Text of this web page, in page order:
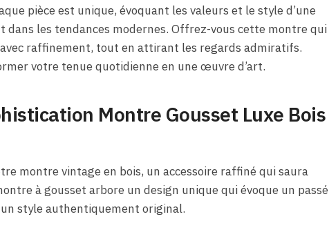
pièce est unique, évoquant les valeurs et le style d’une
les tendances modernes. Offrez-vous cette montre qui
raffinement, tout en attirant les regards admiratifs.
votre tenue quotidienne en une œuvre d’art.
Montre Gousset Luxe Bois
montre vintage en bois, un accessoire raffiné qui saura
à gousset arbore un design unique qui évoque un passé
style authentiquement original.